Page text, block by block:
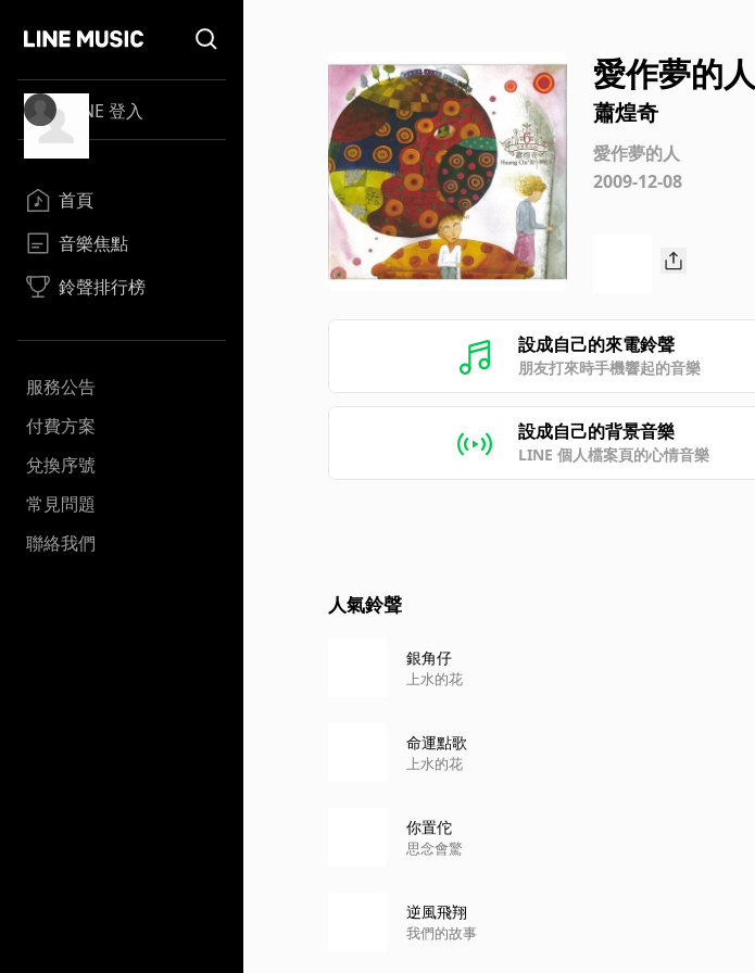
LINE 登入
首頁
音樂焦點
鈴聲排行榜
服務公告
付費方案
兌換序號
常見問題
聯絡我們
愛作夢的人
蕭煌奇
愛作夢的人
2009-12-08
設成自己的來電鈴聲
朋友打來時手機響起的音樂
設成自己的背景音樂
LINE 個人檔案頁的心情音樂
人氣鈴聲
銀角仔
上水的花
命運點歌
上水的花
你置佗
思念會驚
逆風飛翔
我們的故事